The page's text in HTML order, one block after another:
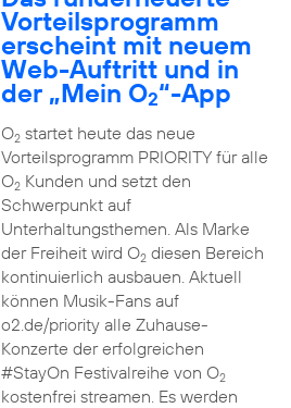
Vorteilsprogramm
erscheint mit neuem
Web-Auftritt und in
der „Mein O2“-App
O2startet heute das neue
Vorteilsprogramm PRIORITY für alle
O2Kunden und setzt den
Schwerpunkt auf
Unterhaltungsthemen. Als Marke
der Freiheit wird O2diesen Bereich
kontinuierlich ausbauen. Aktuell
können Musik-Fans auf
o2.de/priority alle Zuhause-
Konzerte der erfolgreichen
#StayOn Festivalreihe von O2
kostenfrei streamen. Es werden